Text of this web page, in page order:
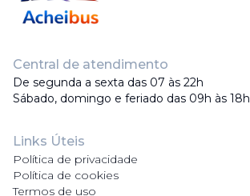
Central de atendimento
De segunda a sexta das 07 às 22h
Sábado, domingo e feriado das 09h às 18h
Links Úteis
Política de privacidade
Política de cookies
Termos de uso